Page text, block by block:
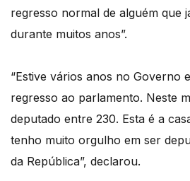
regresso normal de alguém que
durante muitos anos”.
“Estive vários anos no Governo
regresso ao parlamento. Neste
deputado entre 230. Esta é a
tenho muito orgulho em ser
da República”, declarou.